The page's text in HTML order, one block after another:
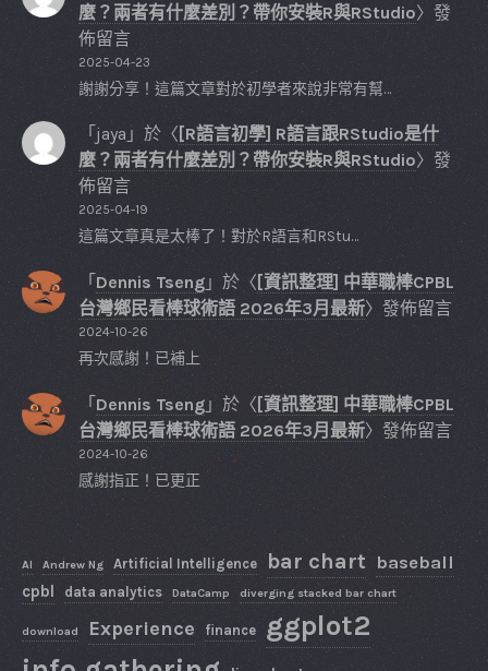
麼？兩者有什麼差別？帶你安裝R與RStudio〉發
佈留言
2025-04-23
謝謝分享！這篇文章對於初學者來說非常有幫…
「 jaya 」於〈 [R語言初學] R語言跟RStudio是什
麼？兩者有什麼差別？帶你安裝R與RStudio〉發
佈留言
2025-04-19
這篇文章真是太棒了！對於R語言和RStu…
「 Dennis Tseng 」於〈 [資訊整理] 中華職棒CPBL
台灣鄉民看棒球術語 2026年3月最新〉發佈留言
2024-10-26
再次感謝！已補上
「 Dennis Tseng 」於〈 [資訊整理] 中華職棒CPBL
台灣鄉民看棒球術語 2026年3月最新〉發佈留言
2024-10-26
感謝指正！已更正
AI Andrew Ng Artificial Intelligence bar chart baseball
cpbl data analytics DataCamp diverging stacked bar chart
download Experience finance ggplot2